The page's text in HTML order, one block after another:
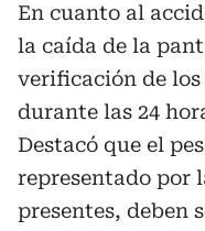
En cuanto al
la caída de la
verificación de
durante las 24
Destacó que el
representado por
presentes, deben